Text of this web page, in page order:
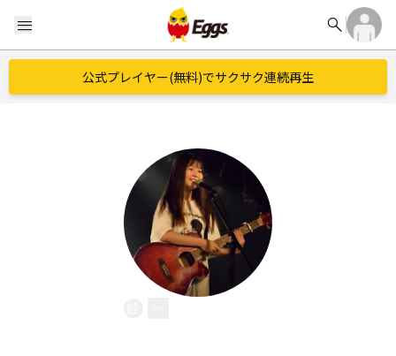
menu search
公式プレイヤー(無料)でサクサク連続再生